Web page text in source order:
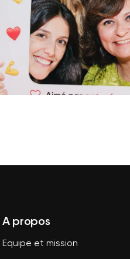
A propos
Equipe et mission